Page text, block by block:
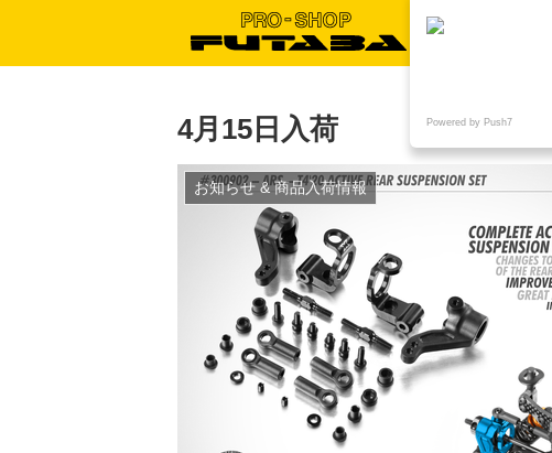
4月15日入荷
お知らせ & 商品入荷情報
Powered by Push7